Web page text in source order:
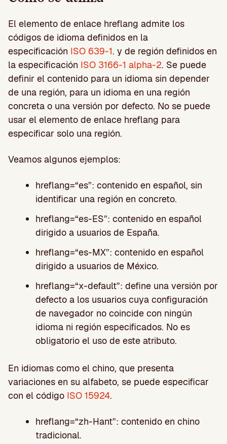
El elemento de enlace hreflang admite los
códigos de idioma definidos en la
especificación ISO 639-1. y de región definidos en
la especificación ISO 3166-1 alpha-2. Se puede
definir el contenido para un idioma sin depender
de una región, para un idioma en una región
concreta o una versión por defecto. No se puede
usar el elemento de enlace hreflang para
especificar solo una región.
Veamos algunos ejemplos:
hreflang=“es”: contenido en español, sin
identificar una región en concreto.
hreflang=“es-ES”: contenido en español
dirigido a usuarios de España.
hreflang=“es-MX”: contenido en español
dirigido a usuarios de México.
hreflang=“x-default”: define una versión por
defecto a los usuarios cuya configuración
de navegador no coincide con ningún
idioma ni región especificados. No es
obligatorio el uso de este atributo.
En idiomas como el chino, que presenta
variaciones en su alfabeto, se puede especificar
con el código ISO 15924.
hreflang=“zh-Hant”: contenido en chino
tradicional.